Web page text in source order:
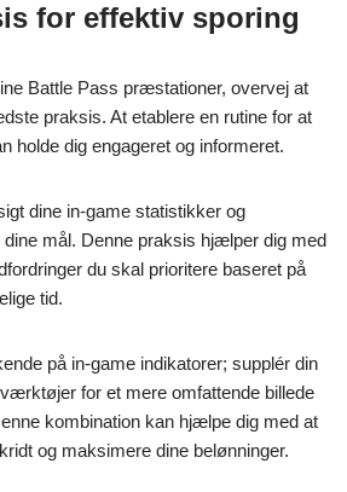
for effektiv sporing
Battle Pass præstationer, overvej at
praksis. At etablere en rutine for at
holde dig engageret og informeret.
dine in-game statistikker og
mål. Denne praksis hjælper dig med
du skal prioritere baseret på
tid.
på in-game indikatorer; supplér din
for et mere omfattende billede
kombination kan hjælpe dig med at
og maksimere dine belønninger.